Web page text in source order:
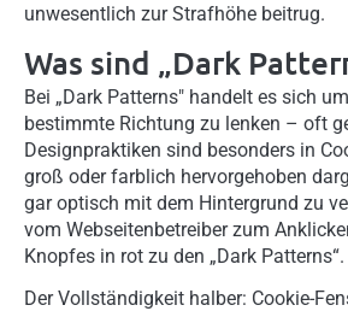
unwesentlich zur Strafhöhe beitrug.
Was sind „Dark
Bei „Dark Patterns" handelt es sich
bestimmte Richtung zu lenken – oft
Designpraktiken sind besonders in
groß oder farblich hervorgehoben
gar optisch mit dem Hintergrund zu
vom Webseitenbetreiber zum
Knopfes in rot zu den „Dark Patterns“.
Der Vollständigkeit halber: Cookie-